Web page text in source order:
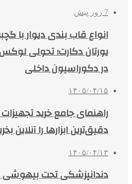
7 روز پیش
انواع قاب بندی دیوار با
یورتان دکارت؛ تحولی
در دکوراسیون داخلی
۱۴۰۵/۰۴/۱۵
راهنمای جامع خرید
دقیق‌ترین ابزارها را آنلاین
۱۴۰۵/۰۴/۱۳
دندانپزشکی تحت بیهوشی